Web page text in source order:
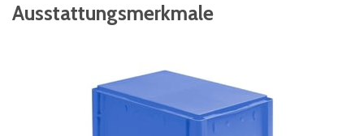
Ausstattungsmerkmale